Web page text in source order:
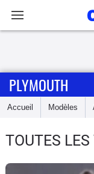
Accueil
Essais
PLYMOUTH
Accueil Modèles
TOUTES